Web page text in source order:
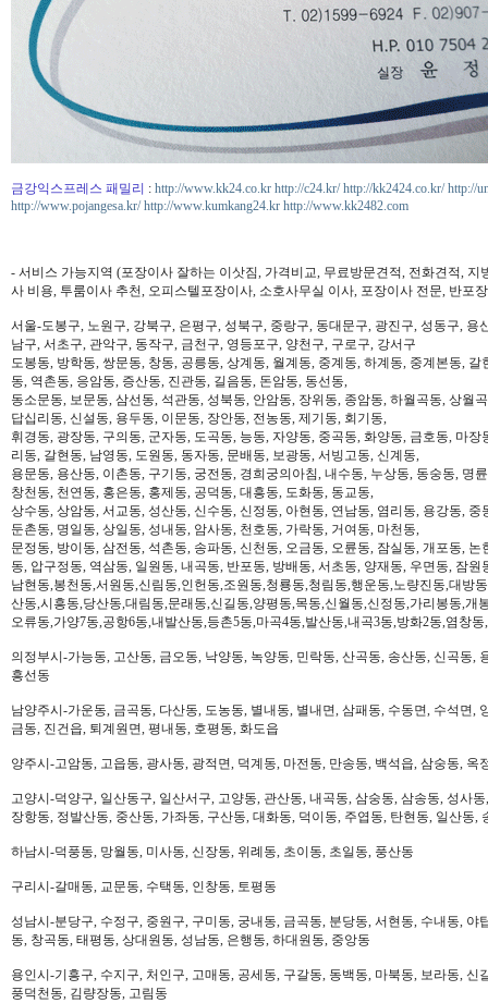
금강익스프레스 패밀리 : http://www.kk24.co.kr http://c24.kr/ http://kk2424.co.kr/ http://
http://www.pojangesa.kr/ http://www.kumkang24.kr http://www.kk2482.com
- 서비스 가능지역 (포장이사 잘하는 이삿짐, 가격비교, 무료방문견적, 전화견적,
사 비용, 투룸이사 추천, 오피스텔포장이사, 소호사무실 이사, 포장이사 전문, 반포
서울-도봉구, 노원구, 강북구, 은평구, 성북구, 중랑구, 동대문구, 광진구, 성동구,
남구, 서초구, 관악구, 동작구, 금천구, 영등포구, 양천구, 구로구, 강서구
도봉동, 방학동, 쌍문동, 창동, 공릉동, 상계동, 월계동, 중계동, 하계동, 중계본동,
동, 역촌동, 응암동, 증산동, 진관동, 길음동, 돈암동, 동선동,
동소문동, 보문동, 삼선동, 석관동, 성북동, 안암동, 장위동, 종암동, 하월곡동, 상월
답십리동, 신설동, 용두동, 이문동, 장안동, 전농동, 제기동, 회기동,
휘경동, 광장동, 구의동, 군자동, 도곡동, 능동, 자양동, 중곡동, 화양동, 금호동, 마
리동, 갈현동, 남영동, 도원동, 동자동, 문배동, 보광동, 서빙고동, 신계동,
용문동, 용산동, 이촌동, 구기동, 궁전동, 경희궁의아침, 내수동, 누상동, 동숭동, 명
창천동, 천연동, 홍은동, 홍제동, 공덕동, 대흥동, 도화동, 동교동,
상수동, 상암동, 서교동, 성산동, 신수동, 신정동, 아현동, 연남동, 염리동, 용강동,
둔촌동, 명일동, 상일동, 성내동, 암사동, 천호동, 가락동, 거여동, 마천동,
문정동, 방이동, 삼전동, 석촌동, 송파동, 신천동, 오금동, 오륜동, 잠실동, 개포동,
동, 압구정동, 역삼동, 일원동, 내곡동, 반포동, 방배동, 서초동, 양재동, 우면동, 잠원
남현동,봉천동,서원동,신림동,인헌동,조원동,청룡동,청림동,행운동,노량진동,대방
산동,시흥동,당산동,대림동,문래동,신길동,양평동,목동,신월동,신정동,가리봉동,개
오류동,가양7동,공항6동,내발산동,등촌5동,마곡4동,발산동,내곡3동,방화2동,염창동
의정부시-가능동, 고산동, 금오동, 낙양동, 녹양동, 민락동, 산곡동, 송산동, 신곡동,
흥선동
남양주시-가운동, 금곡동, 다산동, 도농동, 별내동, 별내면, 삼패동, 수동면, 수석면,
금동, 진건읍, 퇴계원면, 평내동, 호평동, 화도읍
양주시-고암동, 고읍동, 광사동, 광적면, 덕계동, 마전동, 만송동, 백석읍, 삼숭동, 옥
고양시-덕양구, 일산동구, 일산서구, 고양동, 관산동, 내곡동, 삼숭동, 삼송동, 성사
장항동, 정발산동, 중산동, 가좌동, 구산동, 대화동, 덕이동, 주엽동, 탄현동, 일산동,
하남시-덕풍동, 망월동, 미사동, 신장동, 위례동, 초이동, 초일동, 풍산동
구리시-갈매동, 교문동, 수택동, 인창동, 토평동
성남시-분당구, 수정구, 중원구, 구미동, 궁내동, 금곡동, 분당동, 서현동, 수내동,
동, 창곡동, 태평동, 상대원동, 성남동, 은행동, 하대원동, 중앙동
용인시-기흥구, 수지구, 처인구, 고매동, 공세동, 구갈동, 동백동, 마북동, 보라동,
풍덕천동, 김량장동, 고림동